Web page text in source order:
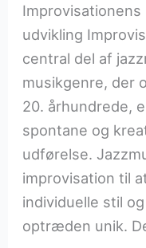
Improvisationens
udvikling
central del af
musikgenre, der
20. århundrede,
spontane og
udførelse.
improvisation til
individuelle stil
optræden unik.